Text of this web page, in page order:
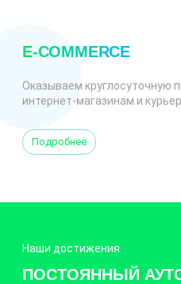
E-COMMERCE
Оказываем круглосуточную
интернет-магазинам и
Подробнее
Наши достижения
ПОСТОЯННЫЙ